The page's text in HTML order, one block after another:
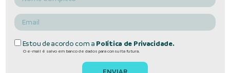
Estou de acordo com a Política de Privacidade.
O e-mail é salvo em banco de dados para consulta futura.